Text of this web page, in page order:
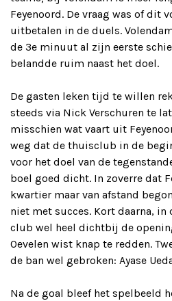
Feyenoord. De vraag was of dit
uitbetalen in de duels.
de 3e minuut al zijn eerste
belandde ruim naast het doel.
De gasten leken tijd te willen
steeds via Nick Verschuren te
misschien wat vaart uit
weg dat de thuisclub in de
voor het doel van de
boel goed dicht. In zoverre dat
kwartier maar van afstand
niet met succes. Kort daarna, in
club wel heel dichtbij de
Oevelen wist knap te redden.
de ban wel gebroken: Ayase
Na de goal bleef het spelbeeld